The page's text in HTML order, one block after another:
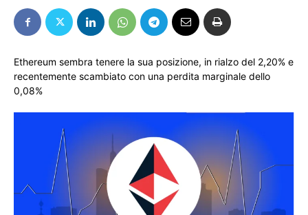
Ethereum sembra tenere la sua posizione, in rialzo del 2,20% e
recentemente scambiato con una perdita marginale dello
0,08%